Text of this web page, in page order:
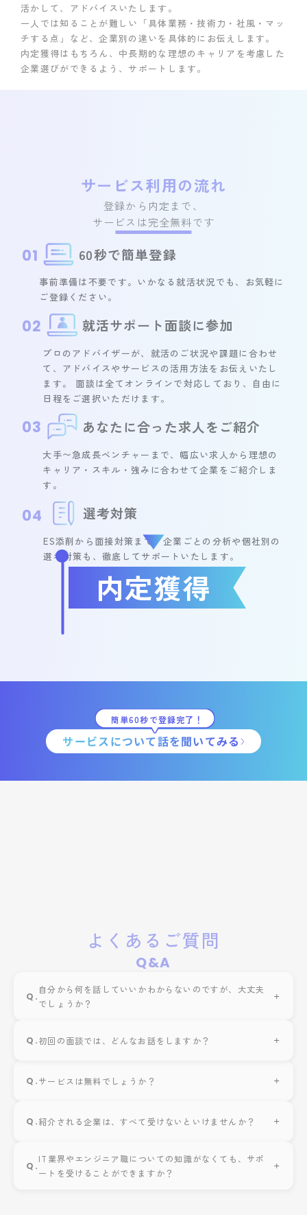
活かして、アドバイスいたします。
一人では知ることが難しい「具体業務・技術力・社風・マッ
チする点」など、企業別の違いを具体的にお伝えします。
内定獲得はもちろん、中長期的な理想のキャリアを考慮した
企業選びができるよう、サポートします。
サービス利用の流れ
登録から内定まで、
サービスは完全無料です
01 60秒で簡単登録
事前準備は不要です。いかなる就活状況でも、お気軽に
ご登録ください。
02 就活サポート面談に参加
プロのアドバイザーが、就活のご状況や課題に合わせ
て、アドバイスやサービスの活用方法をお伝えいたし
ます。 面談は全てオンラインで対応しており、自由に
日程をご選択いただけます。
03 あなたに合った求人をご紹介
大手〜急成長ベンチャーまで、幅広い求人から理想の
キャリア・スキル・強みに合わせて企業をご紹介しま
す。
04 選考対策
ES添削から面接対策まで、企業ごとの分析や個社別の
選考対策も、徹底してサポートいたします。
内定獲得
簡単60秒で登録完了！
サービスについて話を聞いてみる
よくあるご質問
Q&A
Q.サービスは無料でしょうか？
Q.
自分から何を話していいかわからないのですが、大丈夫
でしょうか？
Q.初回の面談では、どんなお話をしますか？
Q.紹介される企業は、すべて受けないといけませんか？
Q.
IT業界やエンジニア職についての知識がなくても、サポ
ートを受けることができますか？